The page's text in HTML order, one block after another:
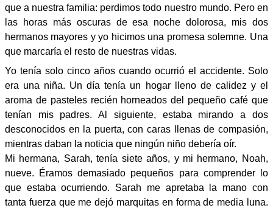
que a nuestra familia: perdimos todo nuestro mundo. Pero en
las horas más oscuras de esa noche dolorosa, mis dos
hermanos mayores y yo hicimos una promesa solemne. Una
que marcaría el resto de nuestras vidas.
Yo tenía solo cinco años cuando ocurrió el accidente. Solo
era una niña. Un día tenía un hogar lleno de calidez y el
aroma de pasteles recién horneados del pequeño café que
tenían mis padres. Al siguiente, estaba mirando a dos
desconocidos en la puerta, con caras llenas de compasión,
mientras daban la noticia que ningún niño debería oír.
Mi hermana, Sarah, tenía siete años, y mi hermano, Noah,
nueve. Éramos demasiado pequeños para comprender lo
que estaba ocurriendo. Sarah me apretaba la mano con
tanta fuerza que me dejó marquitas en forma de media luna.